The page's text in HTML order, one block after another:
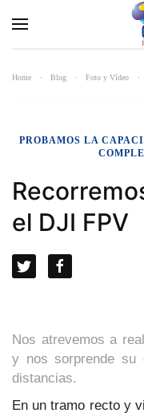
Home Blog Foto y Vídeo
PROBAMOS LA
el DJI FPV
Nos atrevemos a
y nos sorprende su
distancias.
En un tramo recto y